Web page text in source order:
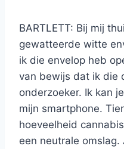
BARTLETT: Bij mij
gewatteerde witte
ik die envelop heb
van bewijs dat ik die
onderzoeker. Ik kan
mijn smartphone.
hoeveelheid
een neutrale